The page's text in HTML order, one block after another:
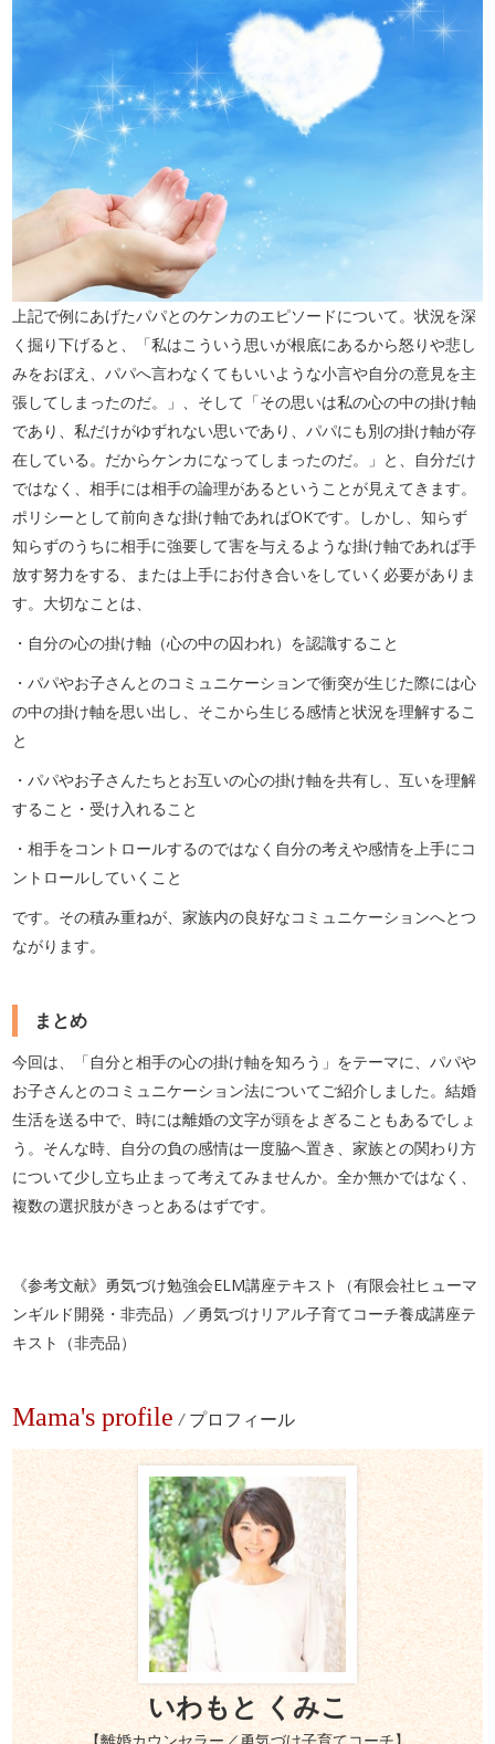
上記で例にあげたパパとのケンカのエピソードについて。状況を深
く掘り下げると、「私はこういう思いが根底にあるから怒りや悲し
みをおぼえ、パパへ言わなくてもいいような小言や自分の意見を主
張してしまったのだ。」、そして「その思いは私の心の中の掛け軸
であり、私だけがゆずれない思いであり、パパにも別の掛け軸が存
在している。だからケンカになってしまったのだ。」と、自分だけ
ではなく、相手には相手の論理があるということが見えてきます。
ポリシーとして前向きな掛け軸であればOKです。しかし、知らず
知らずのうちに相手に強要して害を与えるような掛け軸であれば手
放す努力をする、または上手にお付き合いをしていく必要がありま
す。大切なことは、
・自分の心の掛け軸（心の中の囚われ）を認識すること
・パパやお子さんとのコミュニケーションで衝突が生じた際には心
の中の掛け軸を思い出し、そこから生じる感情と状況を理解するこ
と
・パパやお子さんたちとお互いの心の掛け軸を共有し、互いを理解
すること・受け入れること
・相手をコントロールするのではなく自分の考えや感情を上手にコ
ントロールしていくこと
です。その積み重ねが、家族内の良好なコミュニケーションへとつ
ながります。
まとめ
今回は、「自分と相手の心の掛け軸を知ろう」をテーマに、パパや
お子さんとのコミュニケーション法についてご紹介しました。結婚
生活を送る中で、時には離婚の文字が頭をよぎることもあるでしょ
う。そんな時、自分の負の感情は一度脇へ置き、家族との関わり方
について少し立ち止まって考えてみませんか。全か無かではなく、
複数の選択肢がきっとあるはずです。
《参考文献》勇気づけ勉強会ELM講座テキスト（有限会社ヒューマ
ンギルド開発・非売品）／勇気づけリアル子育てコーチ養成講座テ
キスト（非売品）
Mama's profile / プロフィール
いわもと くみこ